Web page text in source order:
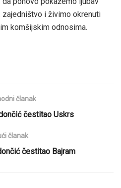
i živimo okrenuti
komšijskim odnosima.
članak
čestitao Uskrs
članak
čestitao Bajram